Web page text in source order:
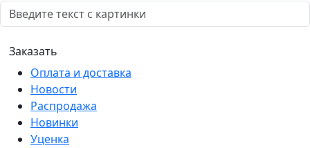
Оплата и доставка
Новости
Распродажа
Новинки
Уценка